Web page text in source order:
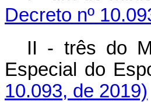
Decreto nº
II - três do
Especial do
10.093, de 2019)